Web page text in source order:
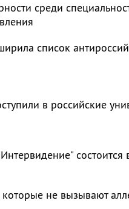
среди
список
в российские
состоится
не вызывают